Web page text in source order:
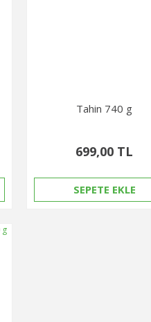
Tahin 740 g
699,00 TL
SEPETE EKLE